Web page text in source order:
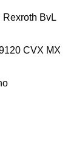
Rexroth BvL
CVX MX